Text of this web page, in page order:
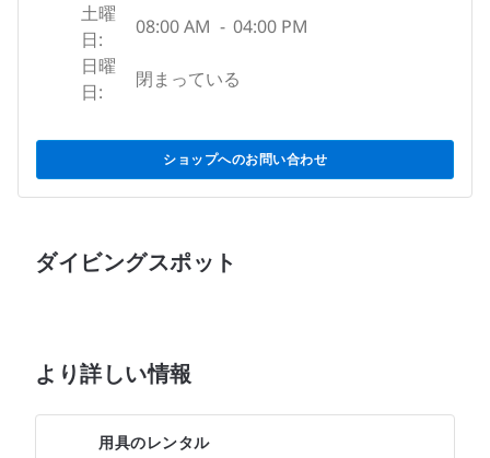
土曜
日:
08:00 AM - 04:00 PM
日曜
日:
閉まっている
ショップへのお問い合わせ
ダイビングスポット
より詳しい情報
用具のレンタル